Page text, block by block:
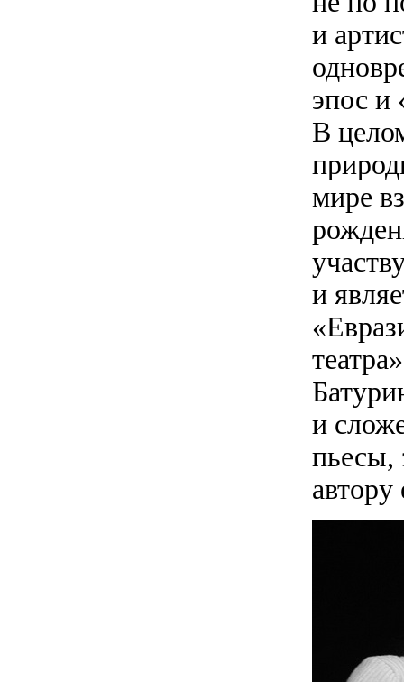
и
эпос и
В
мире
и
и
пьесы,